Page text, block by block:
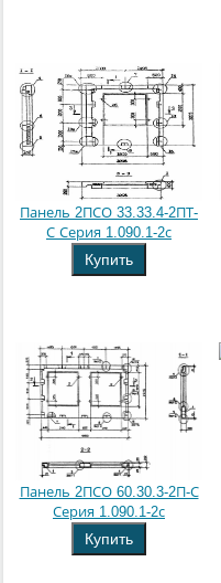
Панель 2ПСО 33.33.4-2ПТ-
С Серия 1.090.1-2с
Купить
Панель 2ПСО 60.30.3-2П-С
Серия 1.090.1-2с
Купить